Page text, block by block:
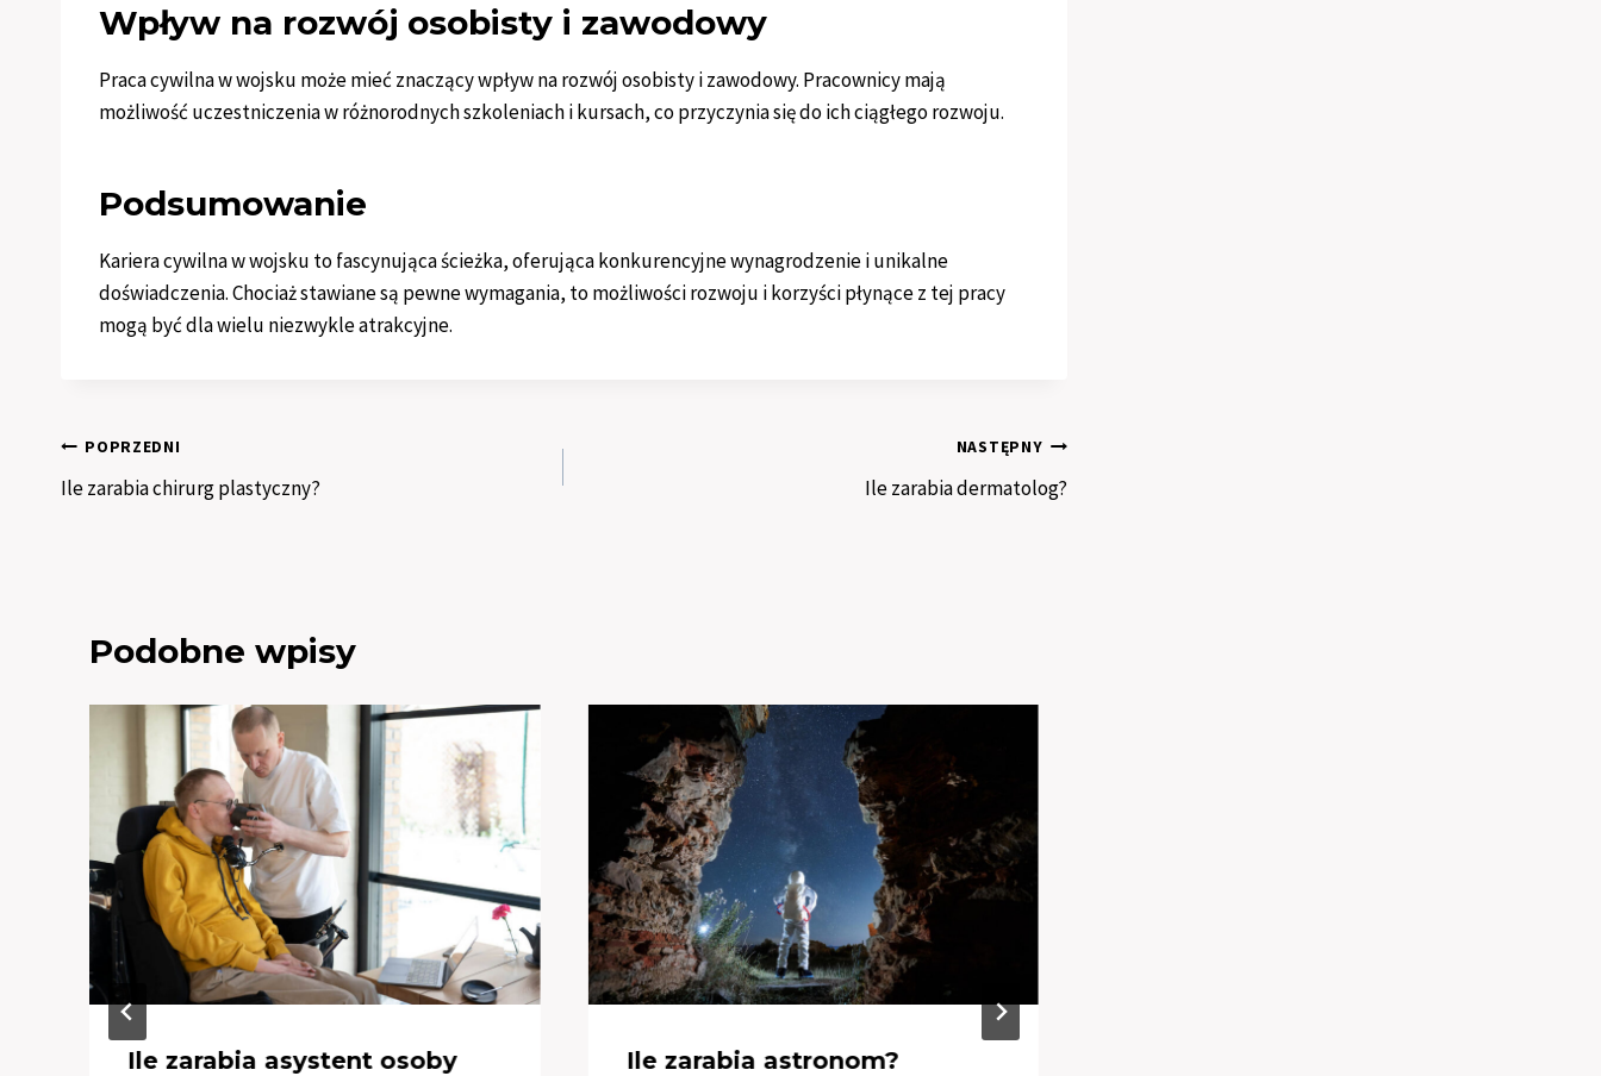
Wpływ na rozwój osobisty i zawodowy
Praca cywilna w wojsku może mieć znaczący wpływ na rozwój osobisty i zawodowy. Pracownicy mają
możliwość uczestniczenia w różnorodnych szkoleniach i kursach, co przyczynia się do ich ciągłego rozwoju.
Podsumowanie
Kariera cywilna w wojsku to fascynująca ścieżka, oferująca konkurencyjne wynagrodzenie i unikalne
doświadczenia. Chociaż stawiane są pewne wymagania, to możliwości rozwoju i korzyści płynące z tej pracy
mogą być dla wielu niezwykle atrakcyjne.
Nawigacja
wpisu
POPRZEDNI
Ile zarabia chirurg plastyczny?
NASTĘPNY
Ile zarabia dermatolog?
Podobne wpisy
Ile zarabia asystent osoby
Ile zarabia astronom?